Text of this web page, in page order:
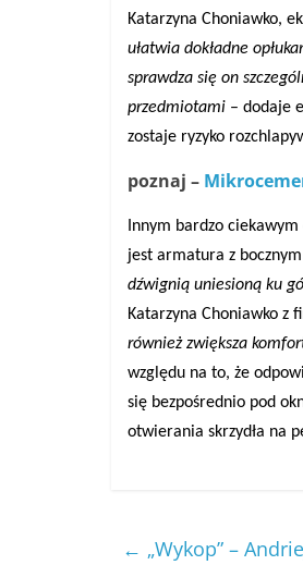
Katarzyna Choniawko,
ułatwia dokładne
sprawdza się on
przedmiotami – dodaje
zostaje ryzyko
poznaj –
Innym bardzo
jest armatura z
dźwignią uniesioną ku
Katarzyna Choniawko z
również zwiększa
względu na to, że
się bezpośrednio pod
otwierania skrzydła na
← „Wykop” –